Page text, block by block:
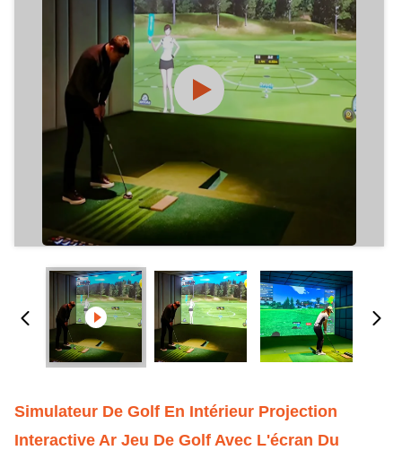
Simulateur De Golf En Intérieur Projection
Interactive Ar Jeu De Golf Avec L'écran Du